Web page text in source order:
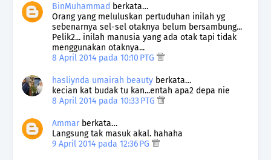
BinMuhammad berkata…
Orang yang meluluskan pertuduhan inilah yg
sebenarnya sel-sel otaknya belum bersambung...
Pelik2... inilah manusia yang ada otak tapi tidak
menggunakan otaknya...
8 April 2014 pada 10:10 PTG
hasliynda umairah beauty berkata…
kecian kat budak tu kan...entah apa2 depa nie
8 April 2014 pada 10:33 PTG
Ammarberkata…
Langsung tak masuk akal. hahaha
9 April 2014 pada 12:36 PG